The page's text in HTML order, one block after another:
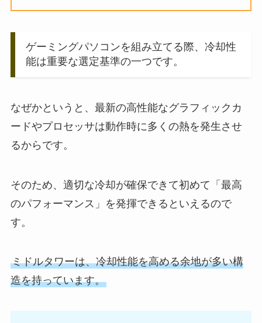
ゲーミングパソコンを組み立てる際、冷却性
能は重要な選定基準の一つです。
なぜかというと、最新の高性能なグラフィックカ
ードやプロセッサは動作時に多くの熱を発生させ
るからです。
そのため、適切な冷却が確保できて初めて「最高
のパフォーマンス」を発揮できるといえるので
す。
ミドルタワーは、冷却性能を高める余地が多い構
造を持っています。